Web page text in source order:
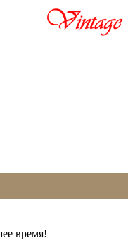
время!